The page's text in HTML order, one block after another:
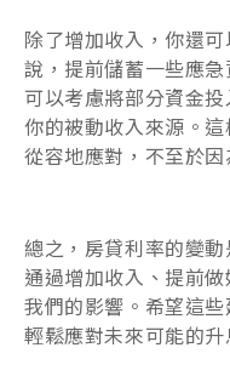
除了增加收入，你還
說，提前儲蓄一些應
可以考慮將部分資金
你的被動收入來源。
從容地應對，不至於
總之，房貸利率的變
通過增加收入、提前
我們的影響。希望這
輕鬆應對未來可能的升